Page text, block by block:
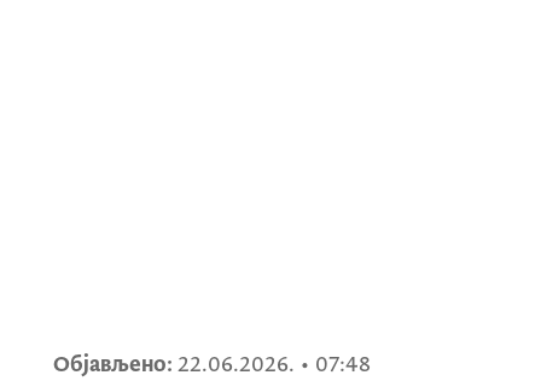
Објављено: 22.06.2026. • 07:48